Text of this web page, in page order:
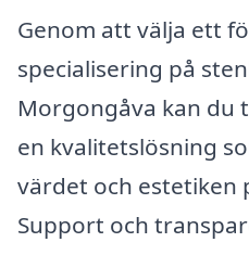
Genom att välja ett
specialisering på
Morgongåva kan du
en kvalitetslösning
värdet och estetiken
Support och